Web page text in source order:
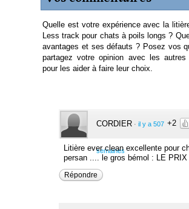
Quelle est votre expérience avec la
Less track pour chats à poils longs ?
avantages et ses défauts ? Posez vos
partagez votre opinion avec les autres
pour les aider à faire leur choix.
+2
CORDIER · il y a 507
semaines
Litière ever clean excellente pour
persan .... le gros bémol : LE PRIX
Répondre